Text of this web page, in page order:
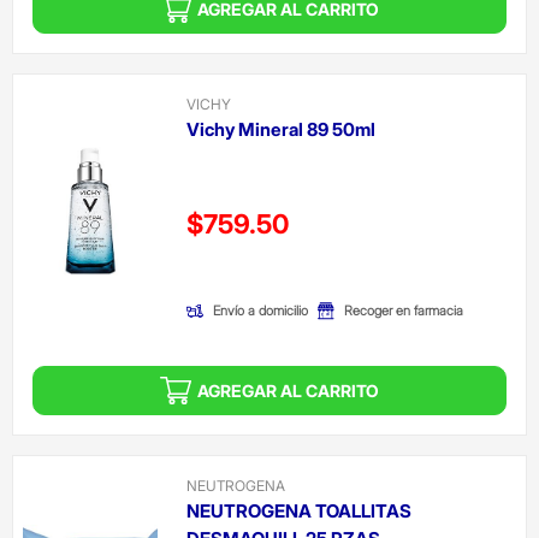
AGREGAR AL CARRITO
VICHY
Vichy Mineral 89 50ml
Precio reducido de
$759.50
Envío a domicilio Recoger en farmacia
AGREGAR AL CARRITO
NEUTROGENA
NEUTROGENA TOALLITAS